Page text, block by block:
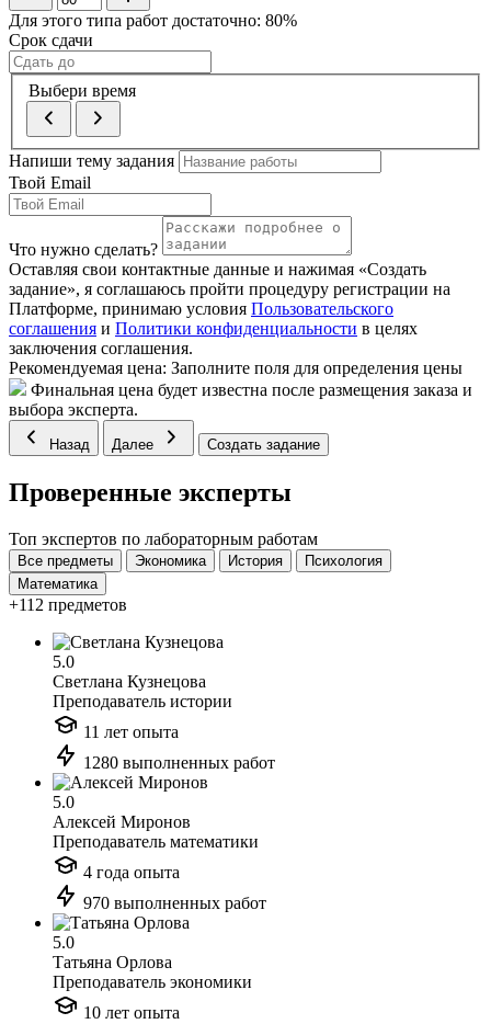
Для этого типа работ достаточно: 80%
Срок сдачи
Выбери время
Напиши тему задания
Твой Email
Что нужно сделать?
Оставляя свои контактные данные и нажимая «Создать
задание», я соглашаюсь пройти процедуру регистрации на
Платформе, принимаю условия Пользовательского
соглашения и Политики конфиденциальности в целях
заключения соглашения.
Рекомендуемая цена: Заполните поля для определения цены
Финальная цена будет известна после размещения заказа и
выбора эксперта.
Назад Далее Создать задание
Проверенные эксперты
Топ экспертов по лабораторным работам
Все предметы Экономика История
Психология
Математика
+112 предметов
5.0
Светлана Кузнецова
Преподаватель истории
11 лет опыта
1280 выполненных работ
5.0
Алексей Миронов
Преподаватель математики
4 года опыта
970 выполненных работ
5.0
Татьяна Орлова
Преподаватель экономики
10 лет опыта